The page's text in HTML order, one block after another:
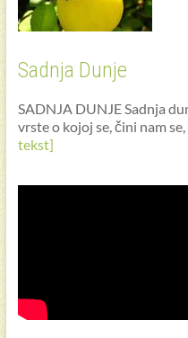
Sadnja Dunje
SADNJA DUNJE Sadnja
vrste o kojoj se, čini nam
tekst]